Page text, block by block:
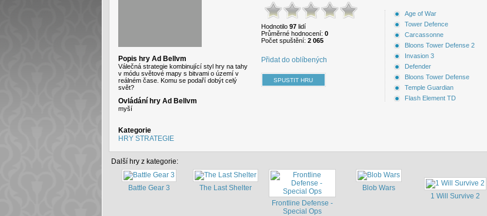
Popis hry Ad Bellvm
Válečná strategie kombinující styl hry na tahy
v módu světové mapy s bitvami o území v
reálném čase. Komu se podaří dobýt celý
svět?
Ovládání hry Ad Bellvm
myší
Kategorie
HRY STRATEGIE
Hodnotilo 97lidí
Průměrné hodnocení: 0
Počet spuštění: 2 065
Přidat do oblíbených
Age of War
Tower Defence
Carcassonne
Bloons Tower Defense 2
Invasion 3
Defender
Bloons Tower Defense
Temple Guardian
Flash Element TD
Další hry z kategorie:
Battle Gear 3
The Last Shelter
Frontline Defense -
Special Ops
Blob Wars
1 Will Survive 2